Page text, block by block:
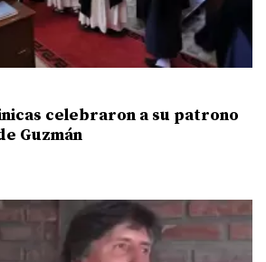
celebraron a su patrono
Guzmán